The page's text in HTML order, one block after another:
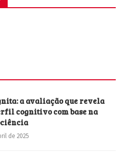
a avaliação que revela
cognitivo com base na
de 2025